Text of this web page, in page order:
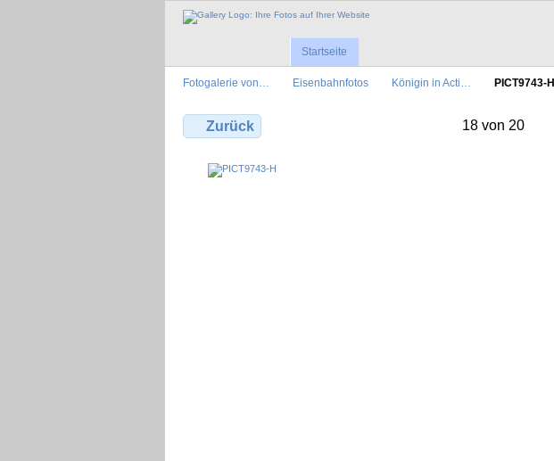
Startseite
Fotogalerie von… Eisenbahnfotos Königin in Acti… PICT9743-H
Zurück 18 von 20